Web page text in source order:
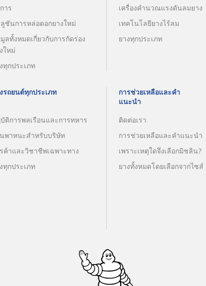
าร
ชันการหล่อดอกยางใหม่
ลทั้งหมดเกี่ยวกับการกัดร่อง
ใหม่
ทุกประเภท
เครื่องคำนวณแรงดันลมยาง
เทคโนโลยียางไร้ลม
ยางทุกประเภท
รถยนต์ทุกประเภท
ติการพลเรือนและการทหาร
พาหนะสำหรับบริษัท
ค้าและวิชาชีพเฉพาะทาง
ทุกประเภท
การช่วยเหลือและคำ
แนะนำ
ติดต่อเรา
การช่วยเหลือและคำแนะนำ
เพราะเหตุใดจึงเลือกมิชลิน?
ยางทั้งหมดโดยเลือกจากไซส์